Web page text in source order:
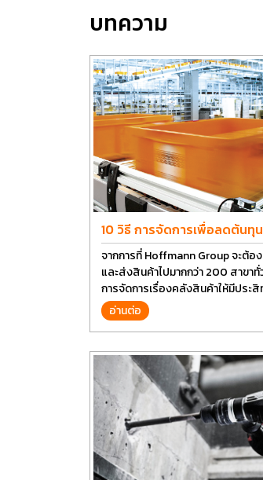
บทความ
10 วิธี การจัดการเพื่อลดต้นทุ
จากการที่ Hoffmann Group จะต้อ
และส่งสินค้าไปมากกว่า 200 สาขาทั่
การจัดการเรื่องคลังสินค้าให้มีประสิ
Group เลยอยากนำวิธีการบางส่วนม
อ่านต่อ